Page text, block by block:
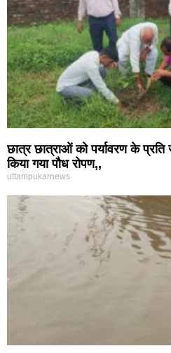
छात्र छात्राओं को पर्यावरण के
किया गया पौध रोपण,,
uttampukarnews